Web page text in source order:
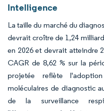
Intelligence
La taille du marché du
devrait croître de 1,24
en 2026 et devrait atteindre
CAGR de 8,62 % sur la
projetée reflète
moléculaires de diagnostic
de la surveillance